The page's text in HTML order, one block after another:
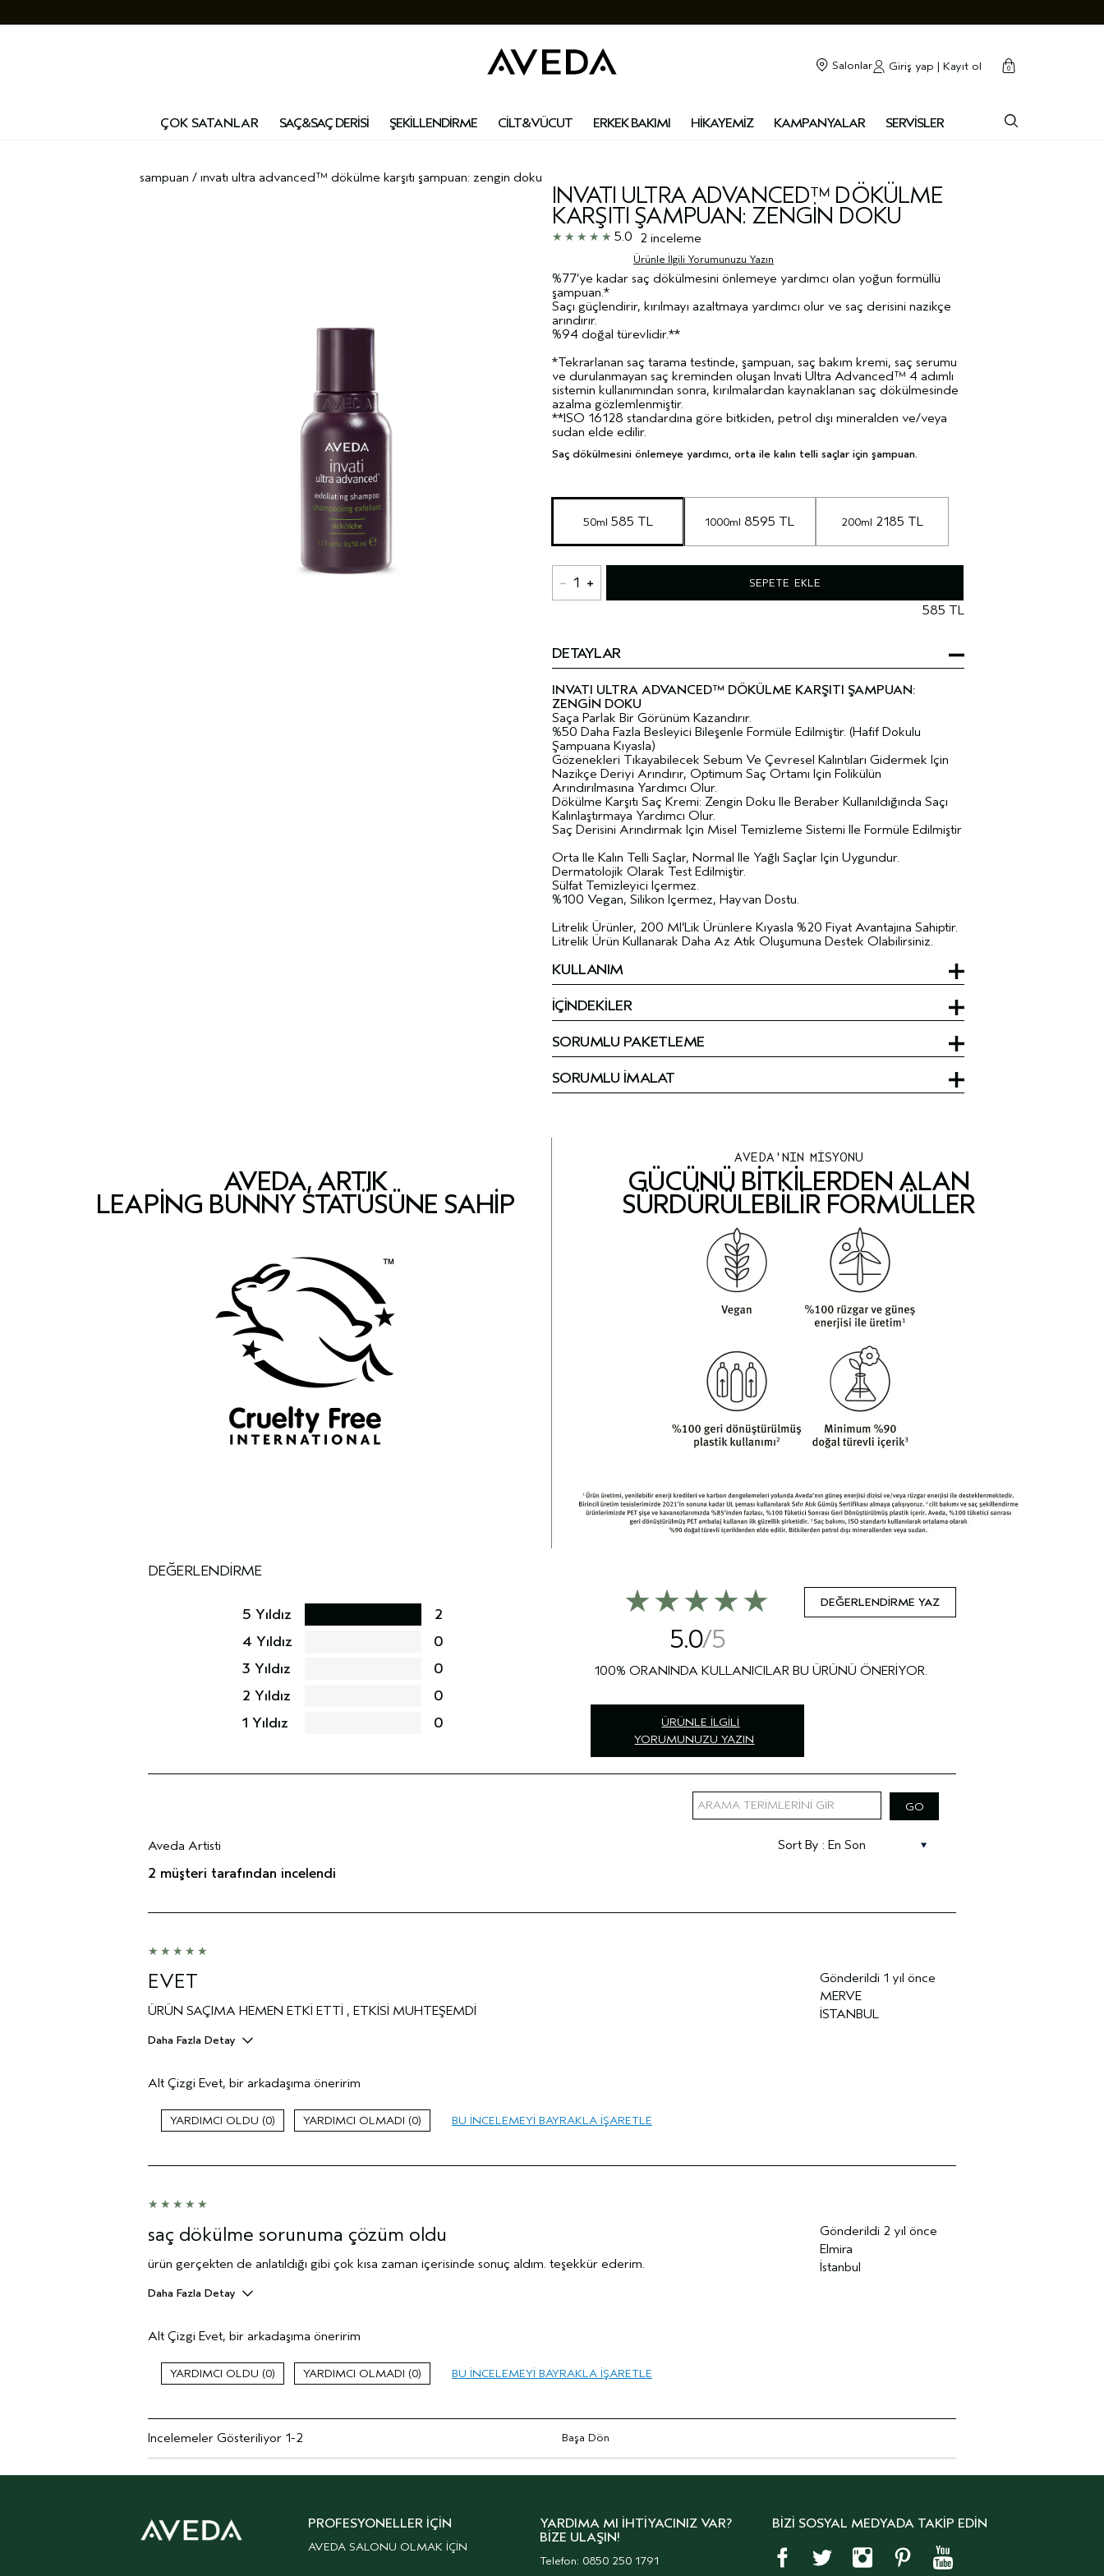
Salonlar Giriş yap | Kayıt ol cart
0
kapalı
ÇOK SATANLAR SAÇ&SAÇ DERİSİ ŞEKİLLENDİRME CİLT&VÜCUT ERKEK BAKIMI HİKAYEMİZ KAMPANYALAR SERVİSLER
sampuan / invati ultra advanced™ dökülme karşiti şampuan: zengi̇n doku
INVATI ULTRA ADVANCED™ DÖKÜLME
KARŞITI ŞAMPUAN: ZENGİN DOKU
5.0 2 inceleme
Ürünle İlgili Yorumunuzu Yazın
%77’ye kadar saç dökülmesini önlemeye yardımcı olan yoğun formüllü
şampuan.*
Saçı güçlendirir, kırılmayı azaltmaya yardımcı olur ve saç derisini nazikçe
arındırır.
%94 doğal türevlidir.**
*Tekrarlanan saç tarama testinde, şampuan, saç bakım kremi, saç serumu
ve durulanmayan saç kreminden oluşan Invati Ultra Advanced™ 4 adımlı
sistemin kullanımından sonra, kırılmalardan kaynaklanan saç dökülmesinde
azalma gözlemlenmiştir.
**ISO 16128 standardına göre bitkiden, petrol dışı mineralden ve/veya
sudan elde edilir.
Saç dökülmesini önlemeye yardımcı, orta ile kalın telli saçlar için şampuan.
50ml 585 TL 1000ml 8595 TL 200ml 2185 TL
1 SEPETE EKLE
585 TL
DETAYLAR
INVATI ULTRA ADVANCED™ DÖKÜLME KARŞITI ŞAMPUAN:
ZENGİN DOKU
Saça Parlak Bir Görünüm Kazandırır.
%50 Daha Fazla Besleyici Bileşenle Formüle Edilmiştir. (Hafif Dokulu
Şampuana Kıyasla)
Gözenekleri Tıkayabilecek Sebum Ve Çevresel Kalıntıları Gidermek Için
Nazikçe Deriyi Arındırır, Optimum Saç Ortamı Için Folikülün
Arındırılmasına Yardımcı Olur.
Dökülme Karşıtı Saç Kremi: Zengin Doku Ile Beraber Kullanıldığında Saçı
Kalınlaştırmaya Yardımcı Olur.
Saç Derisini Arındırmak Için Misel Temizleme Sistemi Ile Formüle Edilmiştir
Orta Ile Kalın Telli Saçlar, Normal Ile Yağlı Saçlar Için Uygundur.
Dermatolojik Olarak Test Edilmiştir.
Sülfat Temizleyici Içermez.
%100 Vegan, Silikon Içermez, Hayvan Dostu.
Litrelik Ürünler, 200 Ml’Lik Ürünlere Kıyasla %20 Fiyat Avantajına Sahiptir.
Litrelik Ürün Kullanarak Daha Az Atık Oluşumuna Destek Olabilirsiniz.
KULLANIM
İÇİNDEKİLER
SORUMLU PAKETLEME
SORUMLU İMALAT
AVEDA, ARTIK
LEAPING BUNNY STATÜSÜNE SAHIP
AVEDA'NIN MİSYONU
GÜCÜNÜ BITKILERDEN ALAN
SÜRDÜRÜLEBILIR FORMÜLLER
DEĞERLENDIRME
DEĞERLENDIRME YAZ
5 Yıldız
2
4 Yıldız
0
3 Yıldız
0
2 Yıldız
0
1 Yıldız
0
5.0
ÜRÜNLE İLGILI
YORUMUNUZU YAZIN
100%
Aveda Artisti
2 müşteri tarafından incelendi
EVET Gönderildi 1 yıl önce
MERVE
İSTANBUL
ÜRÜN SAÇIMA HEMEN ETKİ ETTİ , ETKİSİ MUHTEŞEMDİ
Daha Fazla Detay
Yaş aralığı
Saç tipi
Orta
Saç Endişesi
hacimli
Aveda Artisti
Hayır
Alt Çizgi Evet, bir arkadaşıma öneririm
0 0 BU INCELEMEYI BAYRAKLA IŞARETLE
saç dökülme sorunuma çözüm oldu Gönderildi 2 yıl önce
Elmira
İstanbul
ürün gerçekten de anlatıldığı gibi çok kısa zaman içerisinde sonuç aldım. teşekkür ederim.
Daha Fazla Detay
Yaş aralığı
Saç tipi
Orta
Saç Endişesi
hasarlı
Aveda Artisti
Hayır
Bir çekiliş / yarışmada değerlendirildi
Alt Çizgi Evet, bir arkadaşıma öneririm
0 0 BU INCELEMEYI BAYRAKLA IŞARETLE
Incelemeler Gösteriliyor 1-2 Başa Dön
PROFESYONELLER İÇIN
AVEDA SALONU OLMAK İÇİN
YARDIMA MI İHTIYACINIZ VAR?
BIZE ULAŞIN!
Telefon: 0850 250 1791
BİZİ SOSYAL MEDYADA TAKİP EDİN